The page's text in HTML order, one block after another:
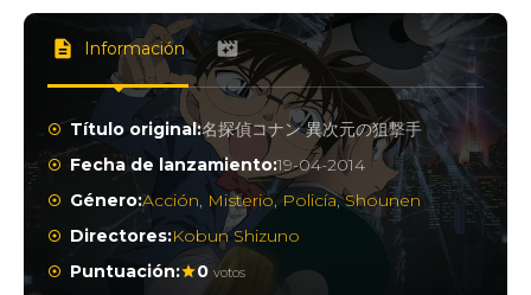
Información
Título original:名探偵コナン 異次元の狙撃手
Fecha de lanzamiento:19-04-2014
Género:Acción, Misterio, Policía,Shounen
Directores:Kobun Shizuno
Puntuación:
0 votos